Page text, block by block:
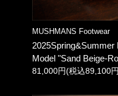
MUSHMANS Footwear
Model "Sand Beige-
81,000円(税込89,100